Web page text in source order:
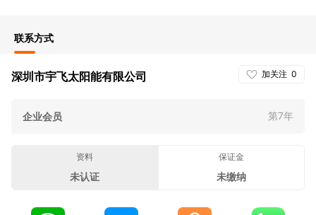
联系方式
加关注 0
深圳市宇飞太阳能有限公司
企业会员 第7年
资料
未认证
保证金
未缴纳